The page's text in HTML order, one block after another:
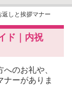
しと挨拶マナー
ド｜内祝
のお礼や、
ナーがありま